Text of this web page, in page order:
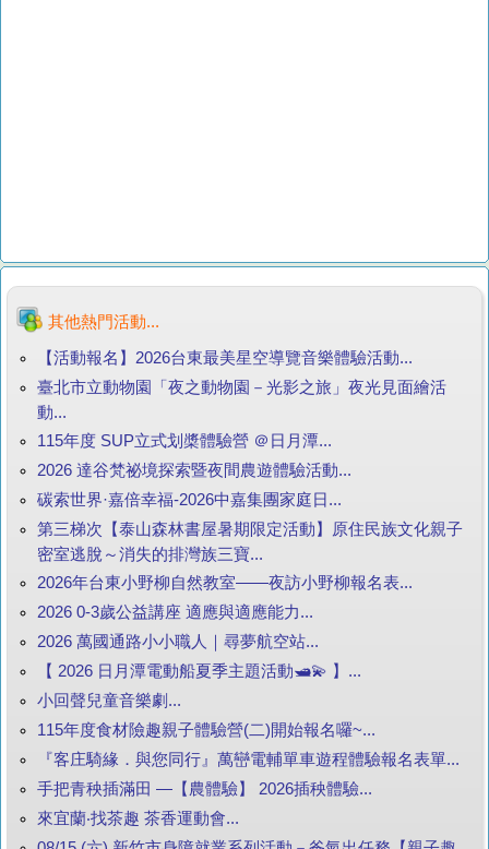
其他熱門活動...
【活動報名】2026台東最美星空導覽音樂體驗活動...
臺北市立動物園「夜之動物園－光影之旅」夜光見面繪活
動...
115年度 SUP立式划槳體驗營 ＠日月潭...
2026 達谷梵祕境探索暨夜間農遊體驗活動...
碳索世界·嘉倍幸福-2026中嘉集團家庭日...
第三梯次【泰山森林書屋暑期限定活動】原住民族文化親子
密室逃脫～消失的排灣族三寶...
2026年台東小野柳自然教室——夜訪小野柳報名表...
2026 0-3歲公益講座 適應與適應能力...
2026 萬國通路小小職人｜尋夢航空站...
【 2026 日月潭電動船夏季主題活動🛥️💫 】...
小回聲兒童音樂劇...
115年度食材險趣親子體驗營(二)開始報名囉~...
『客庄騎緣．與您同行』萬巒電輔單車遊程體驗報名表單...
手把青秧插滿田 —【農體驗】 2026插秧體驗...
來宜蘭‧找茶趣 茶香運動會...